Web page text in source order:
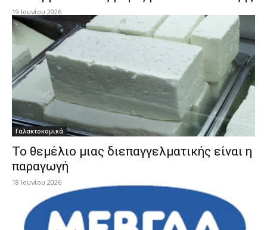
19 Ιουνίου 2026
Γαλακτοκομικά
Το θεμέλιο μιας διεπαγγελματικής είναι η
παραγωγή
18 Ιουνίου 2026